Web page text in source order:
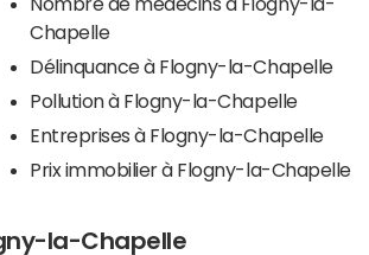
Nombre de médecins à Flogny-la-
Chapelle
Délinquance à Flogny-la-Chapelle
Pollution à Flogny-la-Chapelle
Entreprises à Flogny-la-Chapelle
Prix immobilier à Flogny-la-Chapelle
la-Chapelle